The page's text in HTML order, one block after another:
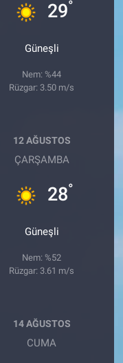
29°
Güneşli
Nem: %44
Rüzgar: 3.50 m/s
12 AĞUSTOS
ÇARŞAMBA
28°
Güneşli
Nem: %52
Rüzgar: 3.61 m/s
14 AĞUSTOS
CUMA